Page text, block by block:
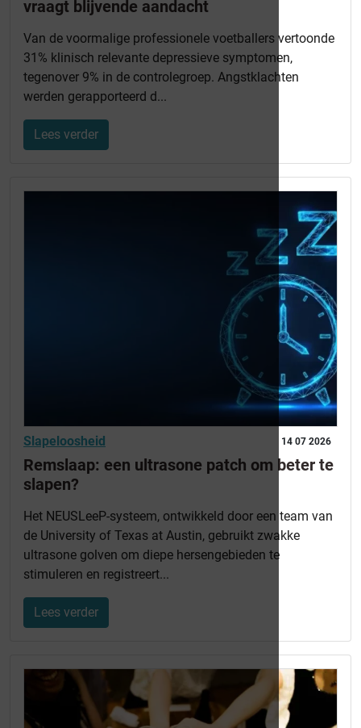
vraagt blijvende aandacht
Van de voormalige professionele voetballers vertoonde
31% klinisch relevante depressieve symptomen,
tegenover 9% in de controlegroep. Angstklachten
werden gerapporteerd d...
Lees verder
14 07 2026
Slapeloosheid
Remslaap: een ultrasone patch om beter te
slapen?
Het NEUSLeeP-systeem, ontwikkeld door een team van
de University of Texas at Austin, gebruikt zwakke
ultrasone golven om diepe hersengebieden te
stimuleren en registreert...
Lees verder